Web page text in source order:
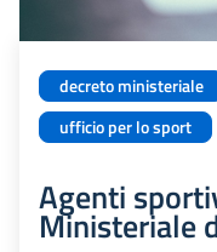
decreto ministeriale
ufficio per lo sport
Agenti
Ministeriale